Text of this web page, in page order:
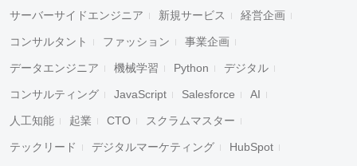
サーバーサイドエンジニア 新規サービス 経営企画
コンサルタント ファッション 事業企画
データエンジニア 機械学習 Python デジタル
コンサルティング JavaScript Salesforce AI
人工知能 起業 CTO スクラムマスター
テックリード デジタルマーケティング HubSpot